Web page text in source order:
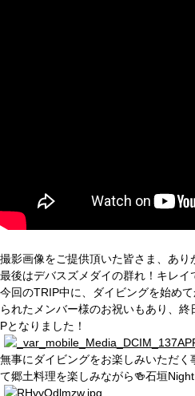
撮影画像をご提供頂いた皆さま、あり
最後はデバスズメダイの群れ！キレ
今回のTRIP中に、ダイビングを始め
られたメンバー様のお祝いもあり、
Pとなりました！
無事にダイビングをお楽しみいただ
て郷土料理を楽しみながら🍻石垣